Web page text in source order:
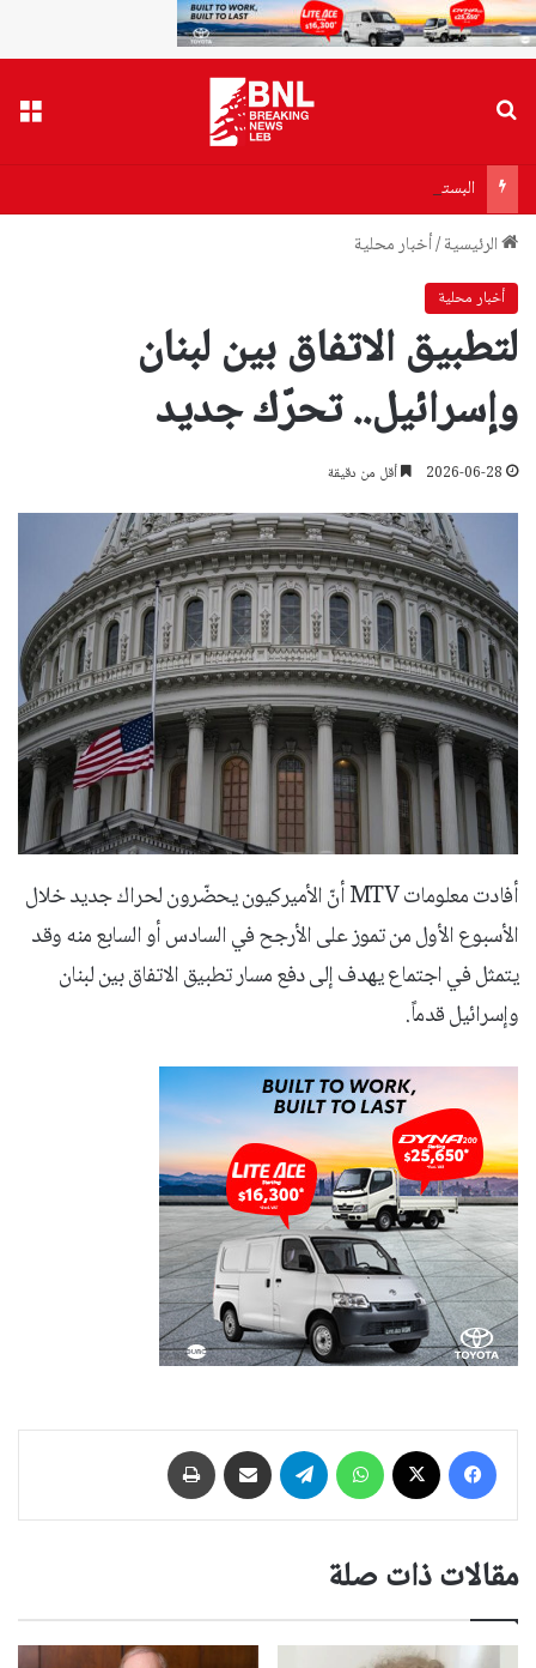
الرئيسية/أخبار محلية
أخبار محلية
لتطبيق الاتفاق بين لبنان
وإسرائيل.. تحرّك جديد
2026-06-28 أقل من دقيقة
أفادت معلومات MTV أنّ الأميركيون يحضّرون لحراك جديد خلال
الأسبوع الأول من تموز على الأرجح في السادس أو السابع منه وقد
يتمثل في اجتماع يهدف إلى دفع مسار تطبيق الاتفاق بين لبنان
وإسرائيل قدماً.
فيسبوك واتساب تيلقرام مشاركة عبر البريد
مقالات ذات صلة